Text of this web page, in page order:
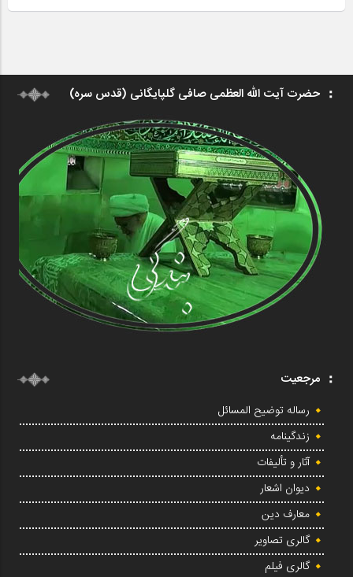
حضرت آیت الله العظمی صافی گلپایگانی (قدس سره)
مرجعیت
رساله توضیح المسائل
زندگینامه
آثار و تألیفات
دیوان اشعار
معارف دین
گالری تصاویر
گالری فیلم